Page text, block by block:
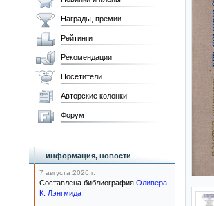
Награды, премии
Рейтинги
Рекомендации
Посетители
Авторские колонки
Форум
информация, новости
7 августа 2026 г.
Составлена библиография Оливера
К. Лэнгмида